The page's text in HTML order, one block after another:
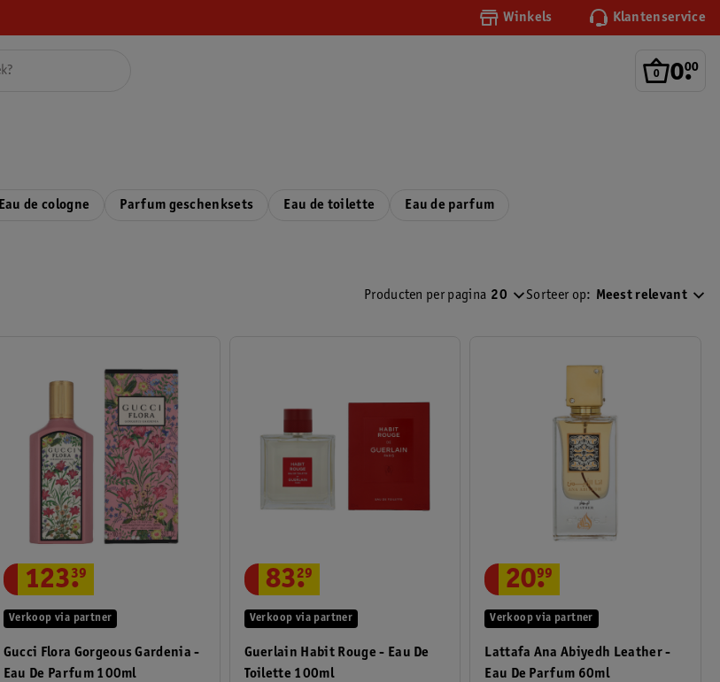
Winkels Klantenservice
0.
00
Eau de cologne Parfum geschenksets Eau de toilette Eau de parfum
Producten per pagina 20 Sorteer op: Meest relevant
Gucci Flora Gorgeous Gardenia -
Eau De Parfum 100ml
Verkoop via partner
123.
39
Guerlain Habit Rouge - Eau De
Toilette 100ml
Verkoop via partner
83.
29
Lattafa Ana Abiyedh Leather -
Eau De Parfum 60ml
Verkoop via partner
20.
99